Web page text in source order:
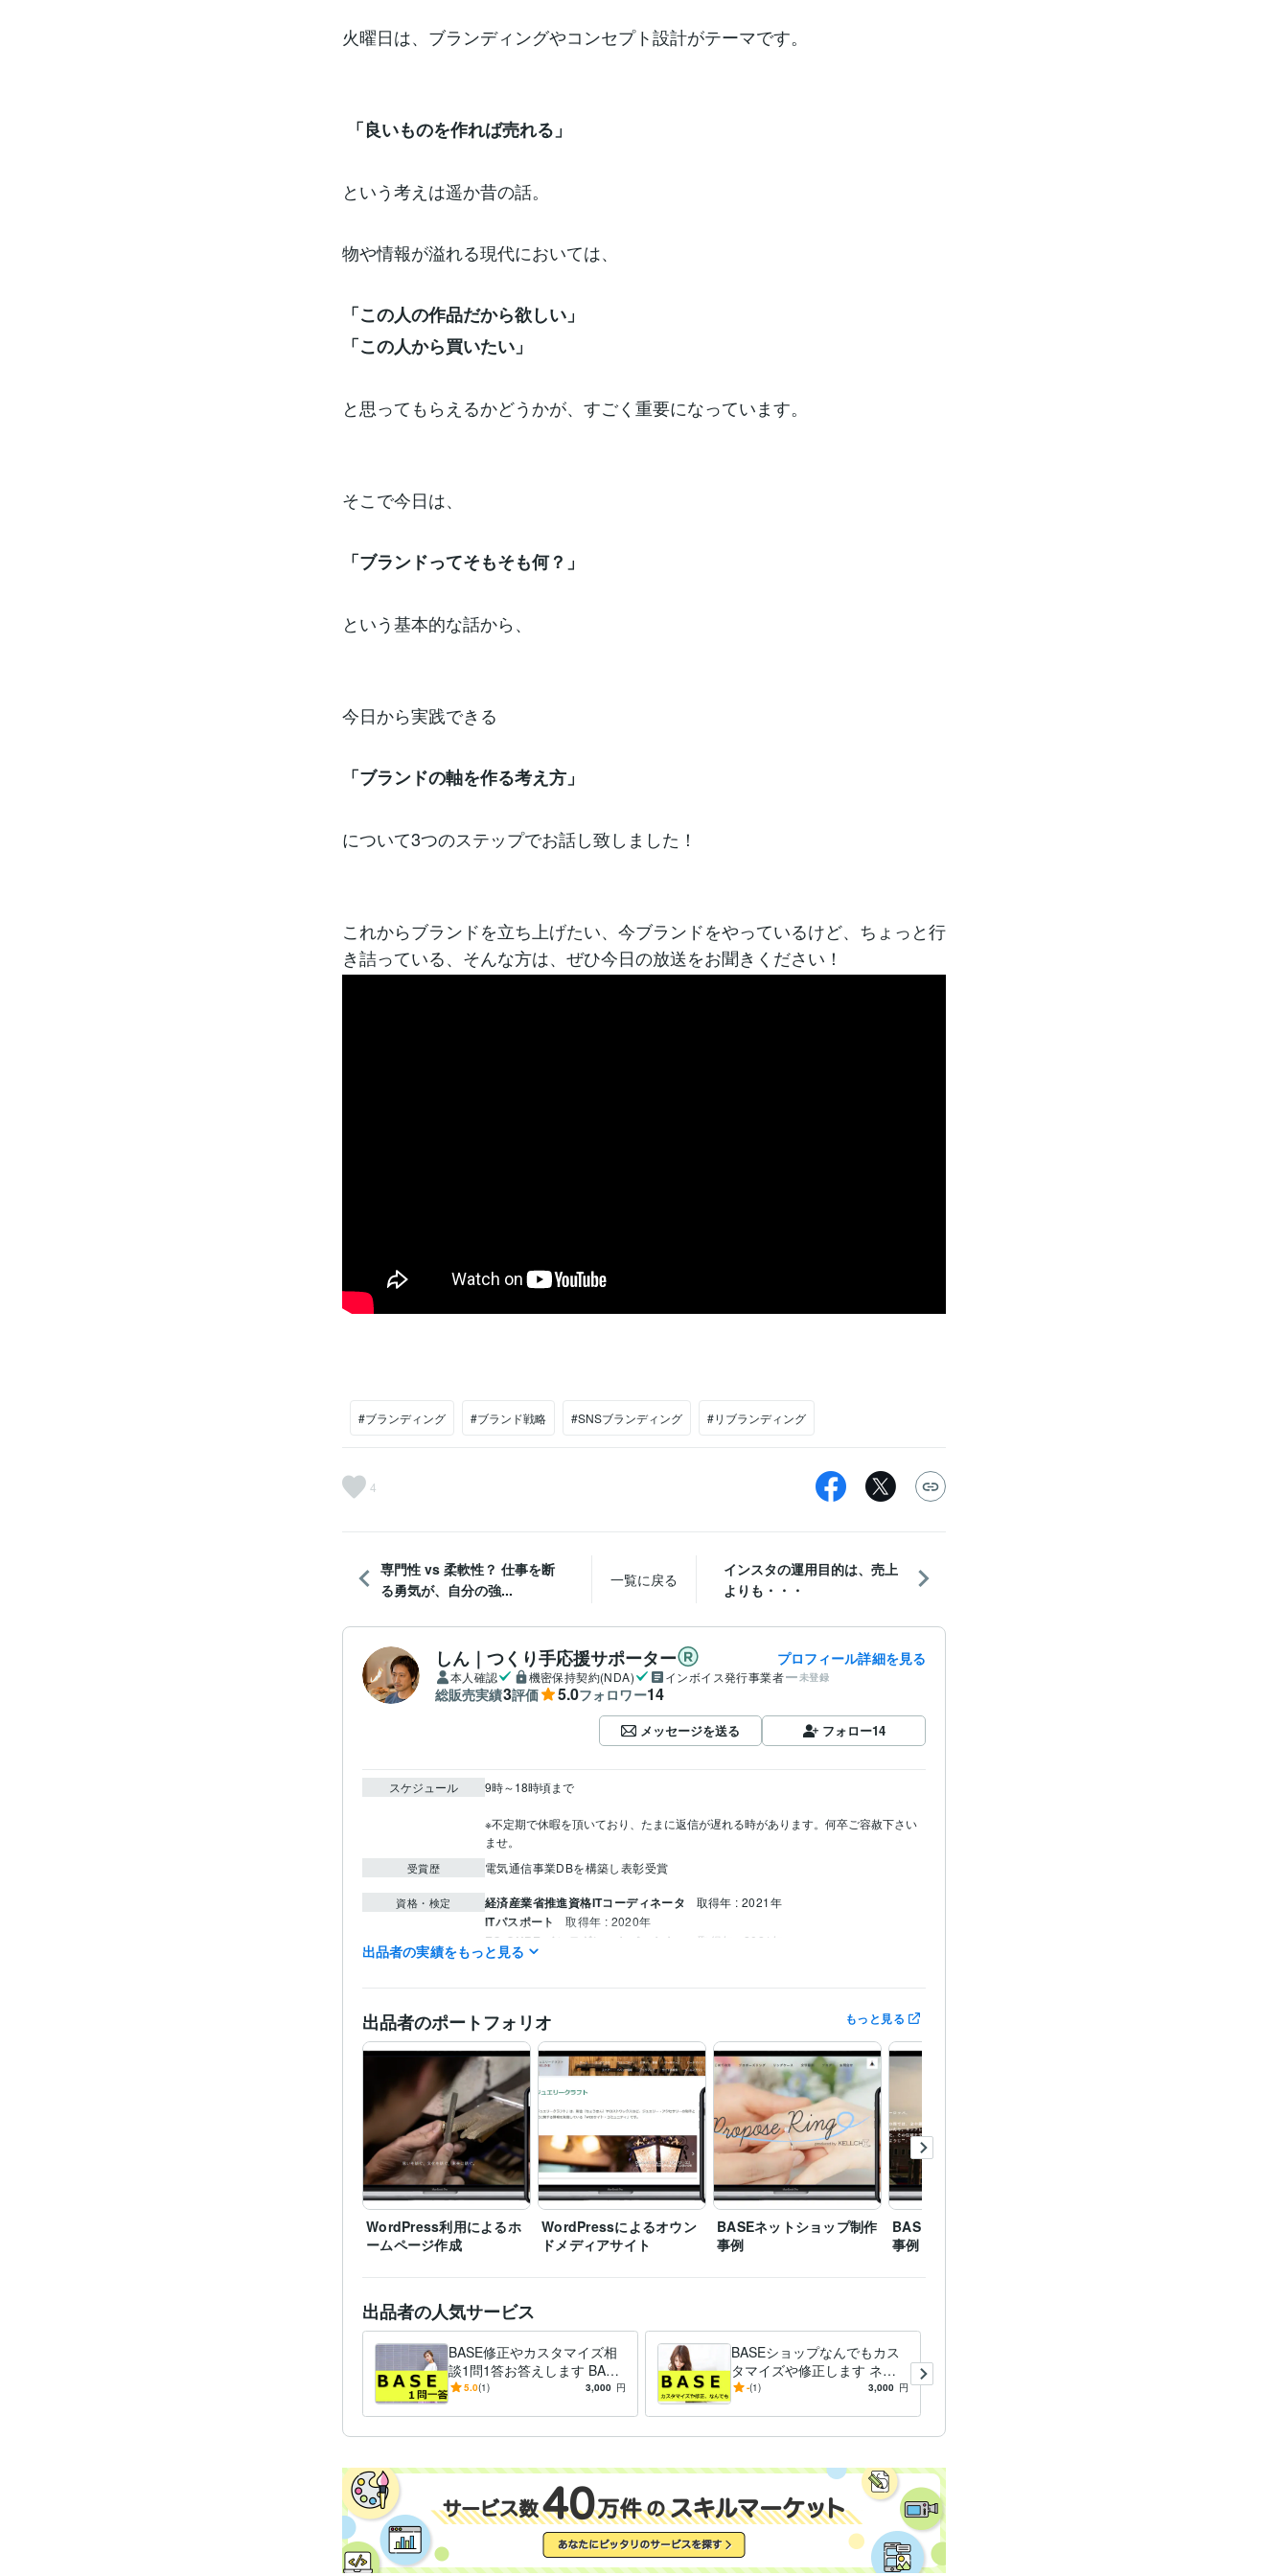
火曜日は、ブランディングやコンセプト設計がテーマです。
「良いものを作れば売れる」
という考えは遥か昔の話。
物や情報が溢れる現代においては、
「この人の作品だから欲しい」
「この人から買いたい」
と思ってもらえるかどうかが、すごく重要になっています。
そこで今日は、
「ブランドってそもそも何？」
という基本的な話から、
今日から実践できる
「ブランドの軸を作る考え方」
について3つのステップでお話し致しました！
これからブランドを立ち上げたい、今ブランドをやっているけど、ちょっと行
き詰っている、そんな方は、ぜひ今日の放送をお聞きください！
#ブランディング #ブランド戦略 #SNSブランディング #リブランディング
4
専門性 vs 柔軟性？ 仕事を断
る勇気が、自分の強...
一覧に戻る
インスタの運用目的は、売上
よりも・・・
しん｜つくり手応援サポーター プロフィール詳細を見る
本人確認 機密保持契約(NDA) インボイス発行事業者 未登録
総販売実績3評価 5.0フォロワー14
メッセージを送る フォロー14
スケジュール 9時～18時頃まで
※不定期で休暇を頂いており、たまに返信が遅れる時があります。何卒ご容赦下さい
ませ。
受賞歴 電気通信事業DBを構築し表彰受賞
資格・検定 経済産業省推進資格ITコーディネータ 取得年 : 2021年
ITパスポート 取得年 : 2020年
EC-CUBE インテグレートパートナー 取得年 : 2021年
ITコーディネータ（ITC）
プログラミング言
語・フレームワーク
CSS:15年 HTML:15年 MySQL:12年
ビジネス・クリエイ
ティブツール
WordPress:15年Google サイト:5年Google スプレッドシート:10年
Google スライド:10年Google ドキュメント:10年BASE:5年 EC-CUBE:10年
Shopify:5年STORES:1年 カラーミーショップ:2年
Google Analytics:10年
Google Search Console:10年Google Tag Manager:10年
PageSpeed Insights:10年ChatGPT:2年Adobe Photoshop:10年CapCut:3年
得意分野 Web制作・HP作成・EC構築 ネットショップ等のWebサイト制作
ホームページ ネットショップ ECサイト ブログ WordPress サイト
BASE
WEBサイト
SEO html
集客・マーケティング相談 WEBやSNS等デジタルマーケティング
WEBサイト Instagram Twitter Facebook インスタグラム
ツイッター
フェイスブック
LINE メルマガ マーケティング
出品者の実績をもっと見る
出品者のポートフォリオ もっと見る
WordPress利用によるホ
ームページ作成
WordPressによるオウン
ドメディアサイト
BASEネットショップ制作
事例
BASEネットショップ制作
事例
出品者の人気サービス
BASE修正やカスタマイズ相
談1問1答お答えします BASE
の使い方や作り方、複雑な商
5.0(1) 3,000 円
BASEショップなんでもカス
タマイズや修正します ネッ
トショップ「BASE」の更新
-(1) 3,000 円